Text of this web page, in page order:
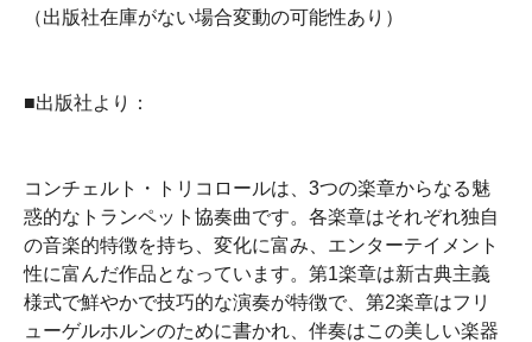
（出版社在庫がない場合変動の可能性あり）
■出版社より：
コンチェルト・トリコロールは、3つの楽章からなる魅
惑的なトランペット協奏曲です。各楽章はそれぞれ独自
の音楽的特徴を持ち、変化に富み、エンターテイメント
性に富んだ作品となっています。第1楽章は新古典主義
様式で鮮やかで技巧的な演奏が特徴で、第2楽章はフリ
ューゲルホルンのために書かれ、伴奏はこの美しい楽器